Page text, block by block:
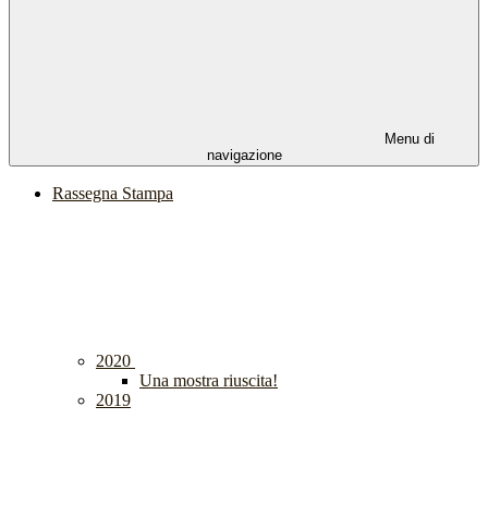
Menu di
navigazione
Rassegna Stampa
2020
Una mostra riuscita!
2019